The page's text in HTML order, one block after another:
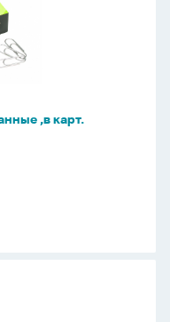
,в карт.